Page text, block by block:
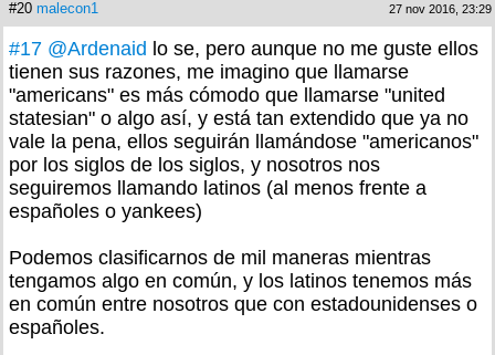
#20 malecon1 27 nov 2016, 23:29
#17 @Ardenaid lo se, pero aunque no me guste ellos
tienen sus razones, me imagino que llamarse
"americans" es más cómodo que llamarse "united
statesian" o algo así, y está tan extendido que ya no
vale la pena, ellos seguirán llamándose "americanos"
por los siglos de los siglos, y nosotros nos
seguiremos llamando latinos (al menos frente a
españoles o yankees)
Podemos clasificarnos de mil maneras mientras
tengamos algo en común, y los latinos tenemos más
en común entre nosotros que con estadounidenses o
españoles.